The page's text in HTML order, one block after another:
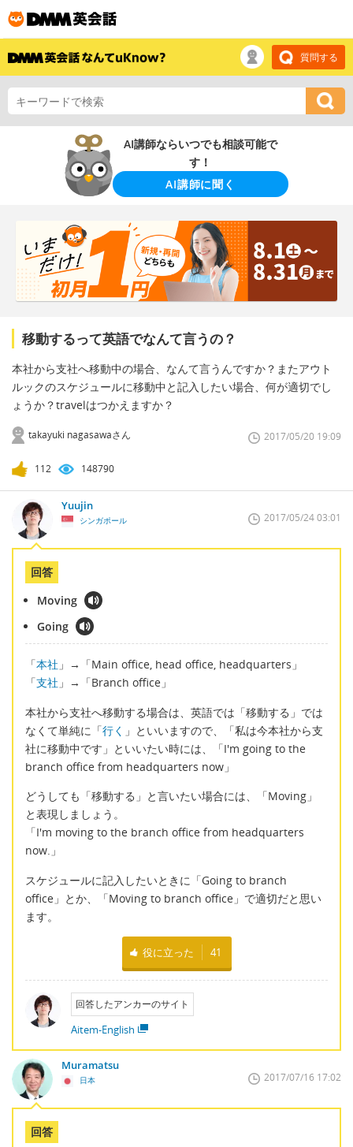
質問する
AI講師ならいつでも相談可能で
す！
AI講師に聞く
移動するって英語でなんて言うの？
本社から支社へ移動中の場合、なんて言うんですか？またアウト
ルックのスケジュールに移動中と記入したい場合、何が適切でし
ょうか？travelはつかえますか？
takayuki nagasawaさん 2017/05/20 19:09
112 148790
Yuujin
シンガポール 2017/05/24 03:01
回答
Moving
Going
「本社 」→「Main office, head office, headquarters」
「支社 」→「Branch office」
本社から支社へ移動する場合は、英語では「移動する」では
なくて単純に「行く 」といいますので、「私は今本社から支
社に移動中です」といいたい時には、「I'm going to the
branch office from headquarters now」
どうしても「移動する」と言いたい場合には、「Moving」
と表現しましょう。
「I'm moving to the branch office from headquarters
now.」
スケジュールに記入したいときに「Going to branch
office」とか、「Moving to branch office」で適切だと思い
ます。
役に立った 41
回答したアンカーのサイト
Aitem-English
Muramatsu
日本 2017/07/16 17:02
回答